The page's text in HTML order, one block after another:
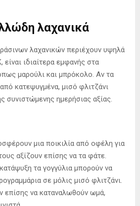
λαχανικά
λαχανικών περιέχουν υψηλά
είναι ιδιαίτερα εμφανής στα
μαρούλι και μπρόκολο. Αν τα
κατεψυγμένα, μισό φλιτζάνι
συνιστώμενης ημερήσιας αξίας.
μια ποικιλία από οφέλη για
αξίζουν επίσης να τα φάτε.
τα γογγύλια μπορούν να
σε μόλις μισό φλιτζάνι.
επίσης να καταναλωθούν ωμά,